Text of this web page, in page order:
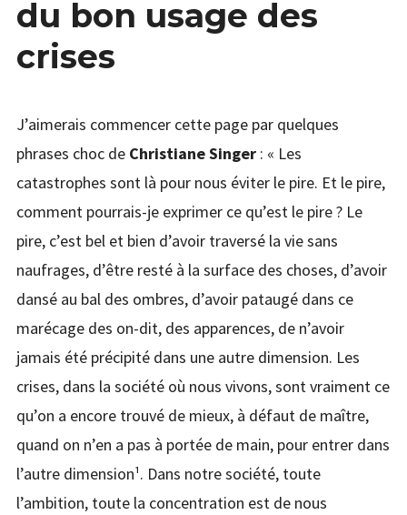
PODCAST & PROGRAMMES
HPI
du bon usage des
crises
J’aimerais commencer cette page par quelques
phrases choc de Christiane Singer: « Les
catastrophes sont là pour nous éviter le pire. Et le pire,
comment pourrais-je exprimer ce qu’est le pire ? Le
pire, c’est bel et bien d’avoir traversé la vie sans
naufrages, d’être resté à la surface des choses, d’avoir
dansé au bal des ombres, d’avoir pataugé dans ce
marécage des on-dit, des apparences, de n’avoir
jamais été précipité dans une autre dimension. Les
crises, dans la société où nous vivons, sont vraiment ce
qu’on a encore trouvé de mieux, à défaut de maître,
quand on n’en a pas à portée de main, pour entrer dans
l’autre dimension¹. Dans notre société, toute
l’ambition, toute la concentration est de nous